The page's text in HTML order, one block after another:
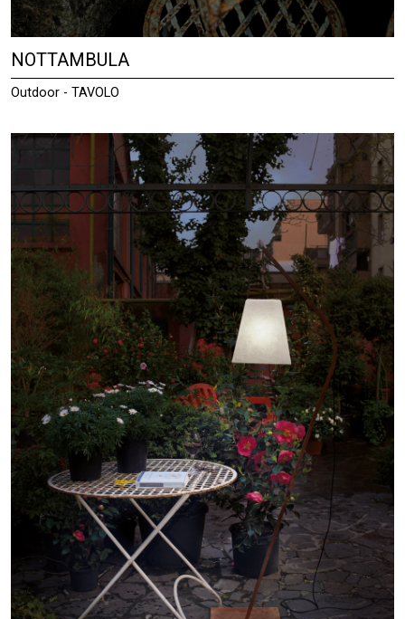
NOTTAMBULA
Outdoor - TAVOLO